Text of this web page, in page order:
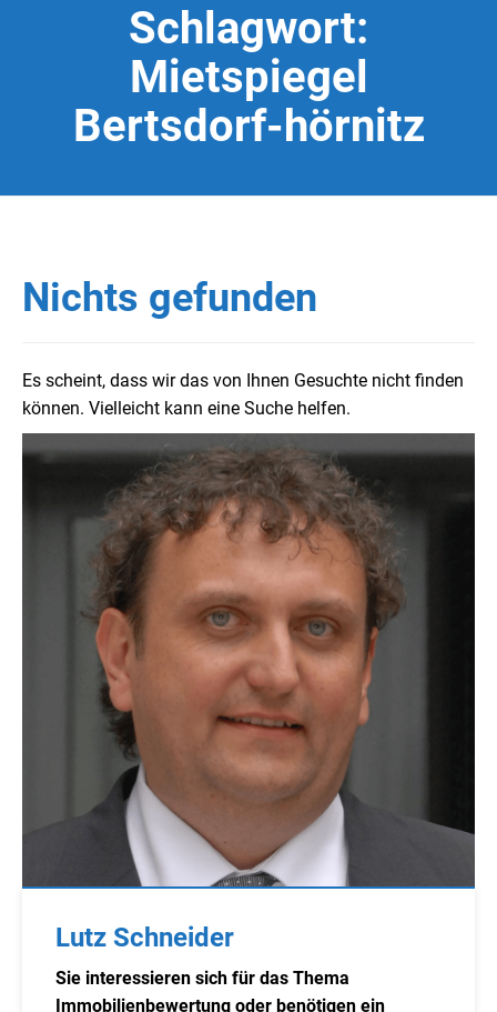
Schlagwort:
Mietspiegel
Bertsdorf-hörnitz
Nichts gefunden
Es scheint, dass wir das von Ihnen Gesuchte nicht finden
können. Vielleicht kann eine Suche helfen.
Lutz Schneider
Sie interessieren sich für das Thema
Immobilienbewertung oder benötigen ein